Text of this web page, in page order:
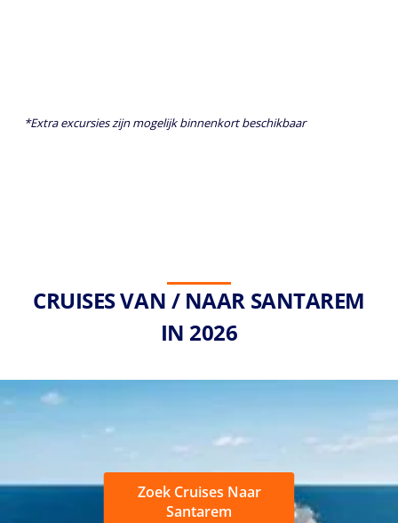
*Extra excursies zijn mogelijk binnenkort beschikbaar
CRUISES VAN / NAAR SANTAREM
IN 2026
Zoek Cruises Naar
Santarem